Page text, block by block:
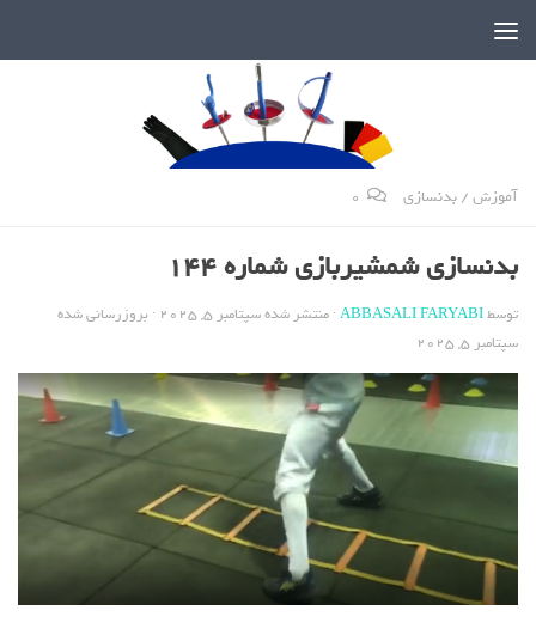
آموزش/بدنسازی 0
بدنسازی شمشیربازی شماره 144
توسطABBASALI FARYABI · منتشر شدهسپتامبر 5, 2025
· بروزرسانی شده
سپتامبر 5, 2025